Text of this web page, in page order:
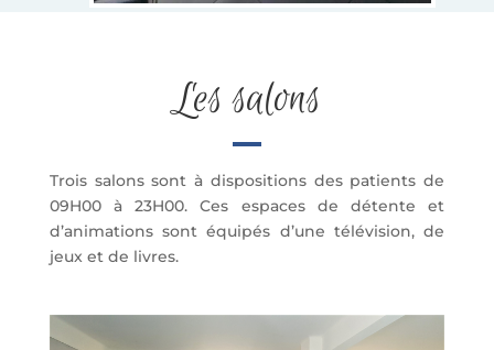
Les salons
Trois salons sont à dispositions des patients de
09H00 à 23H00. Ces espaces de détente et
d’animations sont équipés d’une télévision, de
jeux et de livres.